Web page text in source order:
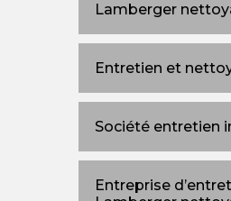
Lamberger
Entretien et
Société entretien
Entreprise